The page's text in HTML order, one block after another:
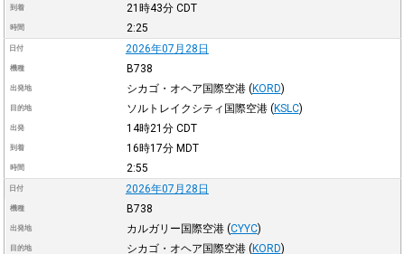
到着 21時43分 CDT
時間 2:25
日付 2026年07月28日
機種 B738
出発地 シカゴ・オヘア国際空港 (KORD)
目的地 ソルトレイクシティ国際空港 (KSLC)
出発 14時21分 CDT
到着 16時17分 MDT
時間 2:55
日付 2026年07月28日
機種 B738
出発地 カルガリー国際空港 (CYYC)
目的地 シカゴ・オヘア国際空港 (KORD)